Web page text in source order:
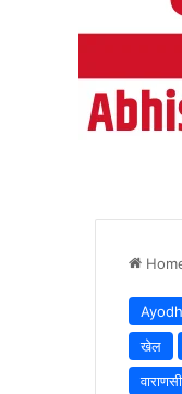
खेल
वाराणसी